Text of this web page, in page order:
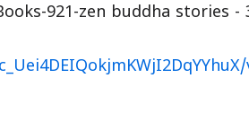
921-zen buddha stories -